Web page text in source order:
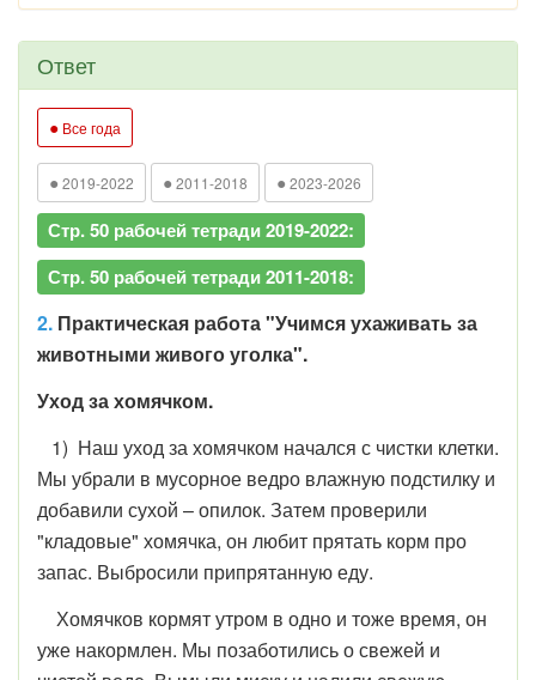
Ответ
● Все года
● 2019-2022 ● 2011-2018 ● 2023-2026
Стр. 50 рабочей тетради 2019-2022:
Стр. 50 рабочей тетради 2011-2018:
2. Практическая работа "Учимся ухаживать за
животными живого уголка".
Уход за хомячком.
1) Наш уход за хомячком начался с чистки клетки.
Мы убрали в мусорное ведро влажную подстилку и
добавили сухой – опилок. Затем проверили
"кладовые" хомячка, он любит прятать корм про
запас. Выбросили припрятанную еду.
Хомячков кормят утром в одно и тоже время, он
уже накормлен. Мы позаботились о свежей и